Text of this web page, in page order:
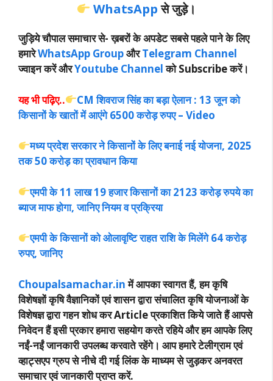
WhatsAppसे जुड़े।
जुड़िये चौपाल समाचार से-ख़बरों के अपडेट सबसे पहले पाने के लिए
हमारेWhatsApp GroupऔरTelegram Channel
ज्वाइन करें औरYoutube Channelको Subscribe करें।
यह भी पढ़िए..
CM शिवराज सिंह का बड़ा ऐलान : 13 जून को
किसानों के खातों में आएंगे 6500 करोड़ रुपए – Video
मध्य प्रदेश सरकार ने किसानों के लिए बनाई नई योजना, 2025
तक 50 करोड़ का प्रावधान किया
एमपी के 11 लाख 19 हजार किसानों का 2123 करोड़ रुपये का
ब्याज माफ होगा, जानिए नियम व प्रक्रिया
एमपी के किसानों को ओलावृष्टि राहत राशि के मिलेंगे 64 करोड़
रुपए, जानिए
Choupalsamachar.inमें आपका स्वागत हैं, हम कृषि
विशेषज्ञों कृषि वैज्ञानिकों एवं शासन द्वारा संचालित कृषि योजनाओं के
विशेषज्ञ द्वारा गहन शोध कर Article प्रकाशित किये जाते हैं आपसे
निवेदन हैं इसी प्रकार हमारा सहयोग करते रहिये और हम आपके लिए
नईं-नईं जानकारी उपलब्ध करवाते रहेंगे। आप हमारे टेलीग्राम एवं
व्हाट्सएप ग्रुप से नीचे दी गई लिंक के माध्यम से जुड़कर अनवरत
समाचार एवं जानकारी प्राप्त करें.